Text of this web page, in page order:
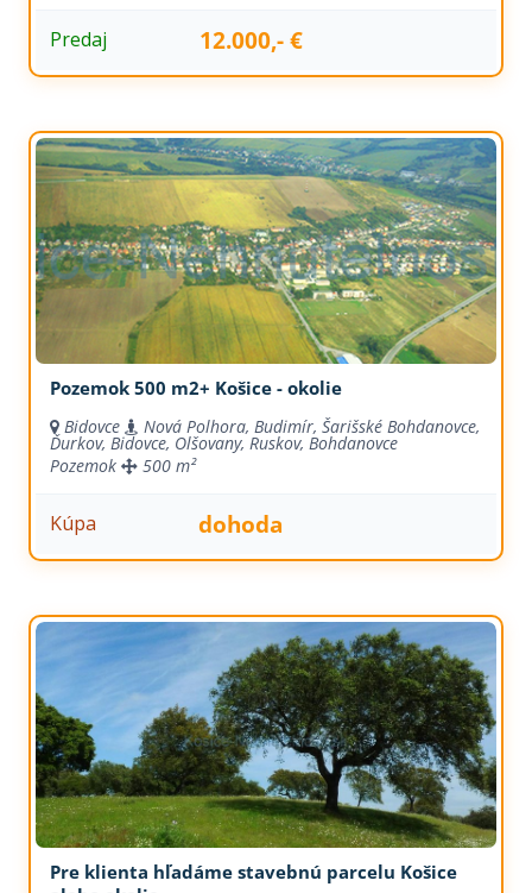
Predaj 12.000,- €
Pozemok 500 m2+ Košice - okolie
Bidovce Nová Polhora, Budimír, Šarišské Bohdanovce,
Ďurkov, Bidovce, Olšovany, Ruskov, Bohdanovce
Pozemok
500 m²
Kúpa dohoda
Pre klienta hľadáme stavebnú parcelu Košice